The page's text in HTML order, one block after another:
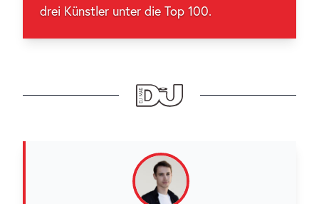
drei Künstler unter die Top 100.